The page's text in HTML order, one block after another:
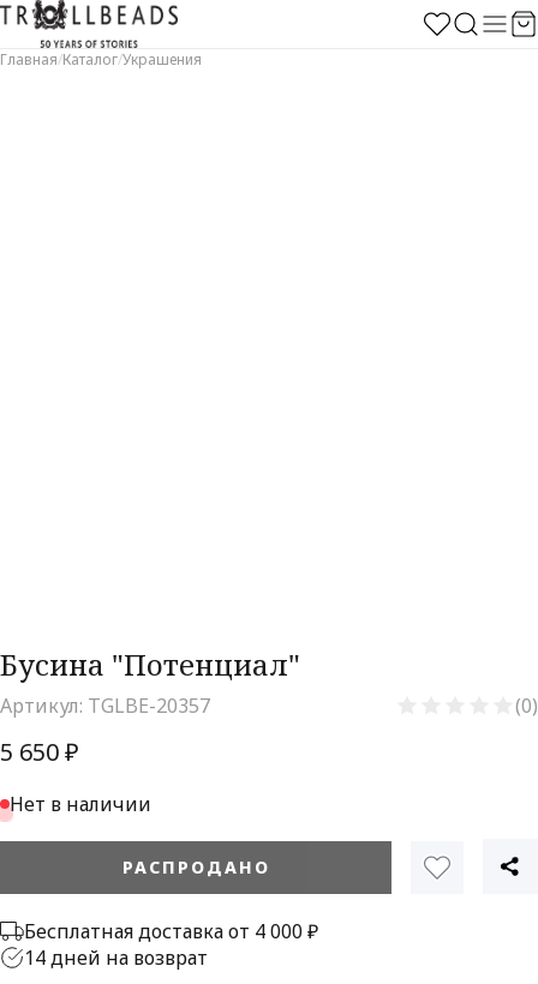
Главная/Каталог/Украшения
Бусина "Потенциал"
Артикул: TGLBE-20357 (0)
5 650 ₽
Нет в наличии
РАСПРОДАНО
Бесплатная доставка от 4 000 ₽
14 дней на возврат